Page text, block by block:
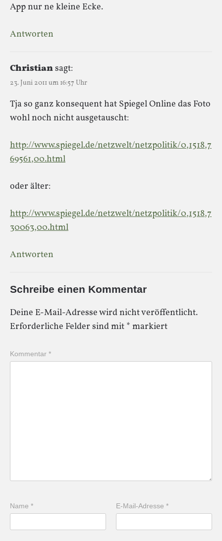
App nur ne kleine Ecke.
Antworten
Christiansagt:
23. Juni 2011 um 16:57 Uhr
Tja so ganz konsequent hat Spiegel Online das Foto
wohl noch nicht ausgetauscht:
http://www.spiegel.de/netzwelt/netzpolitik/0,1518,7
69561,00.html
oder älter:
http://www.spiegel.de/netzwelt/netzpolitik/0,1518,7
30063,00.html
Antworten
Schreibe einen Kommentar
Deine E-Mail-Adresse wird nicht veröffentlicht.
Erforderliche Felder sind mit * markiert
Kommentar *
Name * E-Mail-Adresse*